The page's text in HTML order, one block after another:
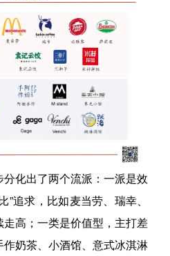
化出了两个流派：一派是效
追求，比如麦当劳、瑞幸、
高；一类是价值型，主打差
奶茶、小酒馆、意式冰淇淋